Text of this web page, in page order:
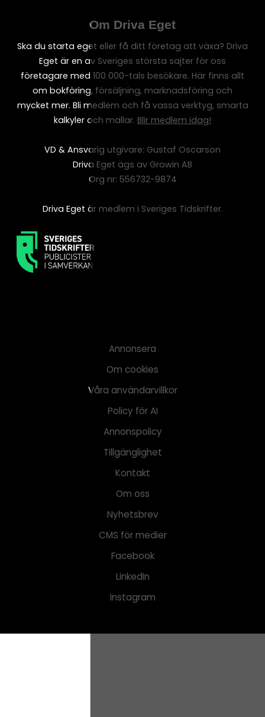
Om Driva Eget
Ska du starta eget eller få ditt företag att växa? Driva
Eget är en av Sveriges största sajter för oss
företagare med 100 000-tals besökare. Här finns allt
om bokföring, försäljning, marknadsföring och
mycket mer. Bli medlem och få vassa verktyg, smarta
kalkyler och mallar. Blir medlem idag!
VD & Ansvarig utgivare: Gustaf Oscarson
Driva Eget ägs av Growin AB
Org nr: 556732-9874
Driva Eget är medlem i Sveriges Tidskrifter.
Annonsera
Om cookies
Våra användarvillkor
Policy för AI
Annonspolicy
Tillgänglighet
Kontakt
Om oss
Nyhetsbrev
CMS för medier
Facebook
LinkedIn
Instagram